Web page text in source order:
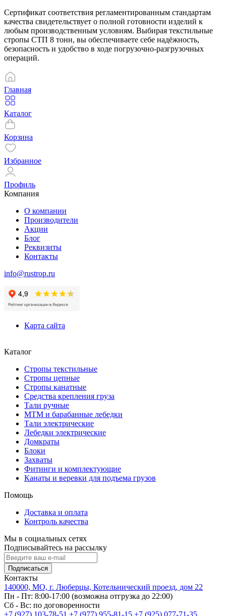
Сертификат соответствия регламентированным стандартам
качества свидетельствует о полной готовности изделий к
любым производственным условиям. Выбирая текстильные
стропы СТП 8 тонн, вы обеспечиваете себе надёжность,
безопасность и удобство в ходе погрузочно-разгрузочных
операций.
Главная
Каталог
Корзина
Избранное
Профиль
Компания
О компании
Производители
Акции
Блог
Реквизиты
Контакты
info@rustrop.ru
Карта сайта
Каталог
Стропы текстильные
Стропы цепные
Стропы канатные
Средства крепления груза
Тали ручные
МТМ и барабанные лебедки
Тали электрические
Лебедки электрические
Домкраты
Блоки
Захваты
Фитинги и комплектующие
Канаты и веревки для подъема грузов
Помощь
Доставка и оплата
Контроль качества
Мы в социальных сетях
Подписывайтесь на рассылку
Подписаться
Контакты
140000, МО, г. Люберцы, Котельнический проезд, дом 22
Пн - Пт: 8:00-17:00 (возможна отгрузка до 22:00)
Сб - Вс: по договоренности
+7 (927) 103-78-51 +7 (977) 955-81-15 +7 (925) 077-71-35